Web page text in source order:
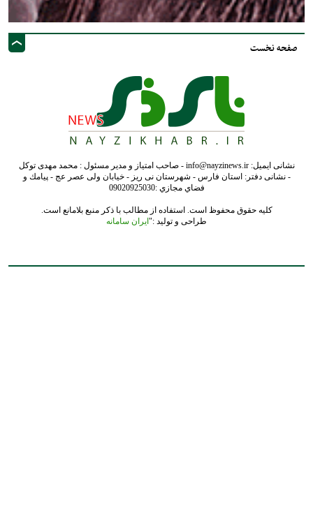
صفحه نخست
نشانی ایمیل: info@nayzinews.ir - صاحب امتیاز و مدیر مسئول : محمد مهدی توکل
- نشانی دفتر: استان فارس - شهرستان نی ریز - خیابان ولی عصر عج - پيامك و
فضاي مجازي :09020925030
کلیه حقوق محفوظ است. استفاده از مطالب با ذکر منبع بلامانع است.
طراحی و تولید :" ایران سامانه